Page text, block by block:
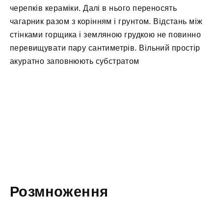
черепків кераміки. Далі в нього переносять
чагарник разом з корінням і грунтом. Відстань між
стінками горщика і земляною грудкою не повинно
перевищувати пару сантиметрів. Вільний простір
акуратно заповнюють субстратом
Розмноження